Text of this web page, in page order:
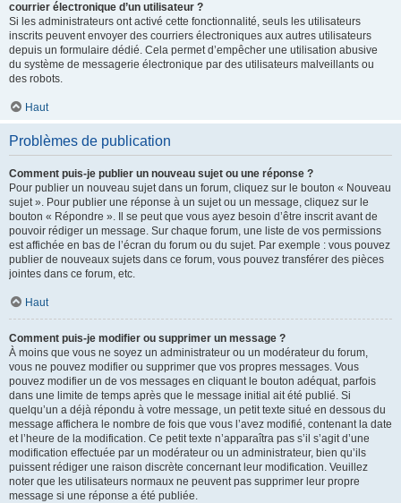
courrier électronique d’un utilisateur ?
Si les administrateurs ont activé cette fonctionnalité, seuls les utilisateurs
inscrits peuvent envoyer des courriers électroniques aux autres utilisateurs
depuis un formulaire dédié. Cela permet d’empêcher une utilisation abusive
du système de messagerie électronique par des utilisateurs malveillants ou
des robots.
Haut
Problèmes de publication
Comment puis-je publier un nouveau sujet ou une réponse ?
Pour publier un nouveau sujet dans un forum, cliquez sur le bouton « Nouveau
sujet ». Pour publier une réponse à un sujet ou un message, cliquez sur le
bouton « Répondre ». Il se peut que vous ayez besoin d’être inscrit avant de
pouvoir rédiger un message. Sur chaque forum, une liste de vos permissions
est affichée en bas de l’écran du forum ou du sujet. Par exemple : vous pouvez
publier de nouveaux sujets dans ce forum, vous pouvez transférer des pièces
jointes dans ce forum, etc.
Haut
Comment puis-je modifier ou supprimer un message ?
À moins que vous ne soyez un administrateur ou un modérateur du forum,
vous ne pouvez modifier ou supprimer que vos propres messages. Vous
pouvez modifier un de vos messages en cliquant le bouton adéquat, parfois
dans une limite de temps après que le message initial ait été publié. Si
quelqu’un a déjà répondu à votre message, un petit texte situé en dessous du
message affichera le nombre de fois que vous l’avez modifié, contenant la date
et l’heure de la modification. Ce petit texte n’apparaîtra pas s’il s’agit d’une
modification effectuée par un modérateur ou un administrateur, bien qu’ils
puissent rédiger une raison discrète concernant leur modification. Veuillez
noter que les utilisateurs normaux ne peuvent pas supprimer leur propre
message si une réponse a été publiée.